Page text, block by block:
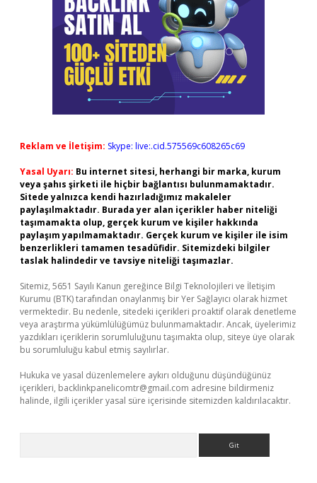
Reklam ve İletişim: Skype: live:.cid.575569c608265c69
Yasal Uyarı: Bu internet sitesi, herhangi bir marka, kurum
veya şahıs şirketi ile hiçbir bağlantısı bulunmamaktadır.
Sitede yalnızca kendi hazırladığımız makaleler
paylaşılmaktadır. Burada yer alan içerikler haber niteliği
taşımamakta olup, gerçek kurum ve kişiler hakkında
paylaşım yapılmamaktadır. Gerçek kurum ve kişiler ile isim
benzerlikleri tamamen tesadüfidir. Sitemizdeki bilgiler
taslak halindedir ve tavsiye niteliği taşımazlar.
Sitemiz, 5651 Sayılı Kanun gereğince Bilgi Teknolojileri ve İletişim
Kurumu (BTK) tarafından onaylanmış bir Yer Sağlayıcı olarak hizmet
vermektedir. Bu nedenle, sitedeki içerikleri proaktif olarak denetleme
veya araştırma yükümlülüğümüz bulunmamaktadır. Ancak, üyelerimiz
yazdıkları içeriklerin sorumluluğunu taşımakta olup, siteye üye olarak
bu sorumluluğu kabul etmiş sayılırlar.
Hukuka ve yasal düzenlemelere aykırı olduğunu düşündüğünüz
içerikleri, backlinkpanelicomtr@gmail.com adresine bildirmeniz
halinde, ilgili içerikler yasal süre içerisinde sitemizden kaldırılacaktır.